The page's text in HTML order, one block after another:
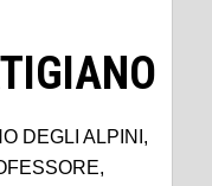
DEGLI ALPINI,